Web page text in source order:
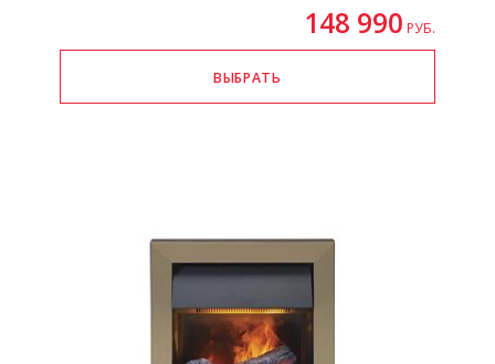
148 990 РУБ.